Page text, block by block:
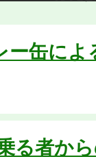
ー缶によ
る者か